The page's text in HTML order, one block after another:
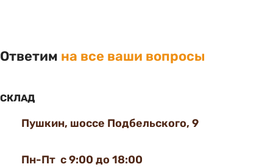
Ответим на все ваши вопросы
СКЛАД
Пушкин, шоссе Подбельского, 9
Пн-Пт с 9:00 до 18:00